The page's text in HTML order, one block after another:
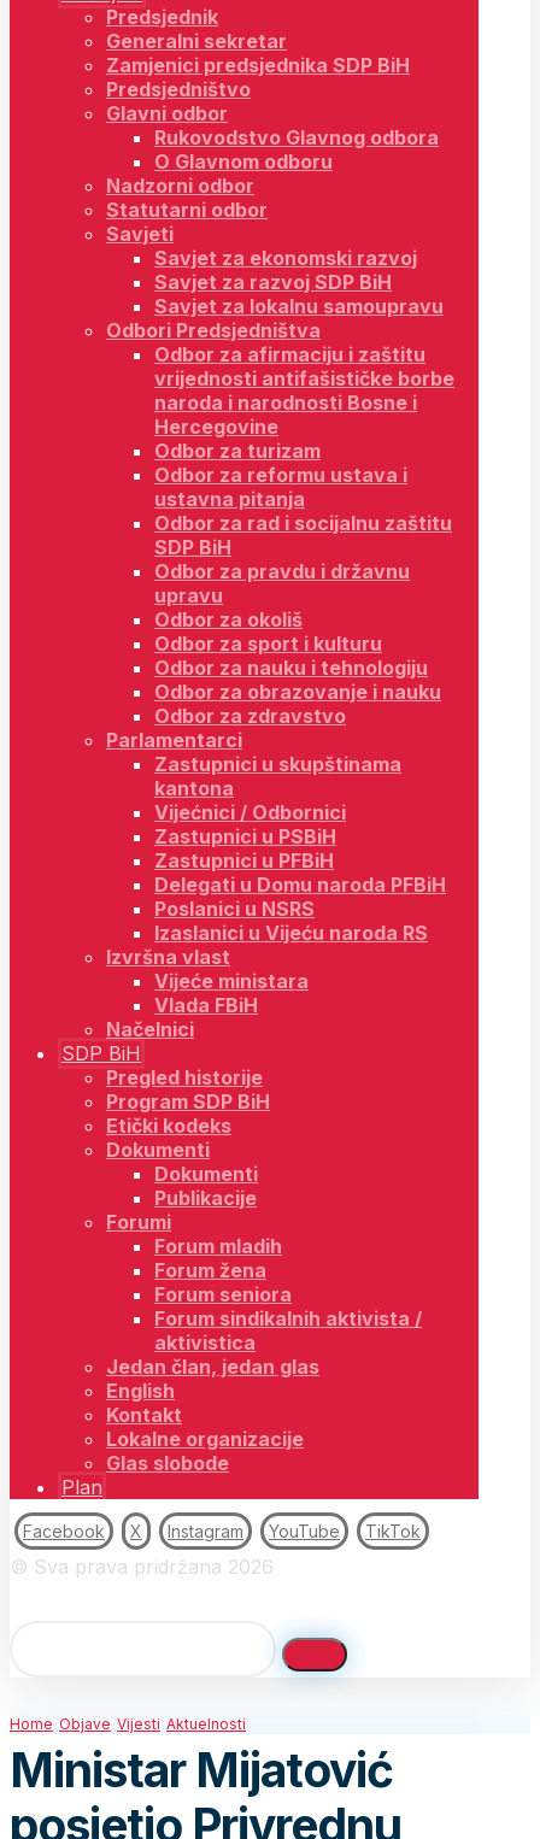
Predsjednik
Generalni sekretar
Zamjenici predsjednika SDP BiH
Predsjedništvo
Glavni odbor
Rukovodstvo Glavnog odbora
O Glavnom odboru
Nadzorni odbor
Statutarni odbor
Savjeti
Savjet za ekonomski razvoj
Savjet za razvoj SDP BiH
Savjet za lokalnu samoupravu
Odbori Predsjedništva
Odbor za afirmaciju i zaštitu
vrijednosti antifašističke borbe
naroda i narodnosti Bosne i
Hercegovine
Odbor za turizam
Odbor za reformu ustava i
ustavna pitanja
Odbor za rad i socijalnu zaštitu
SDP BiH
Odbor za pravdu i državnu
upravu
Odbor za okoliš
Odbor za sport i kulturu
Odbor za nauku i tehnologiju
Odbor za obrazovanje i nauku
Odbor za zdravstvo
Parlamentarci
Zastupnici u skupštinama
kantona
Vijećnici / Odbornici
Zastupnici u PSBiH
Zastupnici u PFBiH
Delegati u Domu naroda PFBiH
Poslanici u NSRS
Izaslanici u Vijeću naroda RS
Izvršna vlast
Vijeće ministara
Vlada FBiH
Načelnici
SDP BiH
Pregled historije
Program SDP BiH
Etički kodeks
Dokumenti
Dokumenti
Publikacije
Forumi
Forum mladih
Forum žena
Forum seniora
Forum sindikalnih aktivista /
aktivistica
Jedan član, jedan glas
English
Kontakt
Lokalne organizacije
Glas slobode
Plan
Facebook X Instagram YouTube TikTok
© Sva prava pridržana 2026
Home Objave Vijesti Aktuelnosti
Ministar Mijatović
posjetio Privrednu